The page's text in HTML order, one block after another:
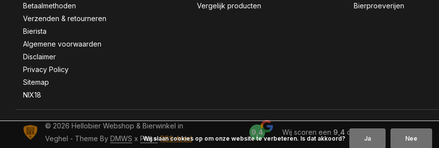
Betaalmethoden
Verzenden & retourneren
Bierista
Algemene voorwaarden
Disclaimer
Privacy Policy
Sitemap
NIX18
Vergelijk producten
Bierproeverijen
© 2026 Hellobier Webshop & Bierwinkel in
Veghel - Theme By DMWS x Plus+ RSS-feed
9,4 Wij scoren een 9,4 op
Wij slaan cookies op om onze website te verbeteren. Is dat akkoord? Ja Nee